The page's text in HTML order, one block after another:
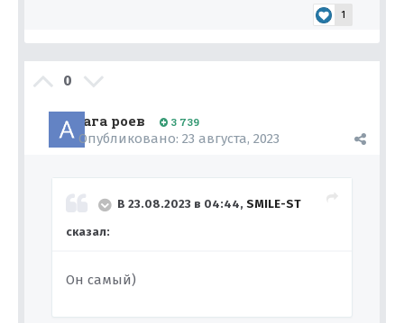
1
0
ага роев 3 739
Опубликовано: 23 августа, 2023
В 23.08.2023 в 04:44, SMILE-ST
сказал:
Он самый)